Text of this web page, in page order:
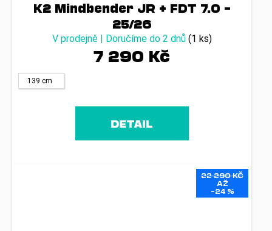
K2 Mindbender JR + FDT 7.0 –
25/26
V prodejně | Doručíme do 2 dnů (1 ks)
7 290 Kč
139 cm
DETAIL
22 290 KČ
AŽ
–24 %